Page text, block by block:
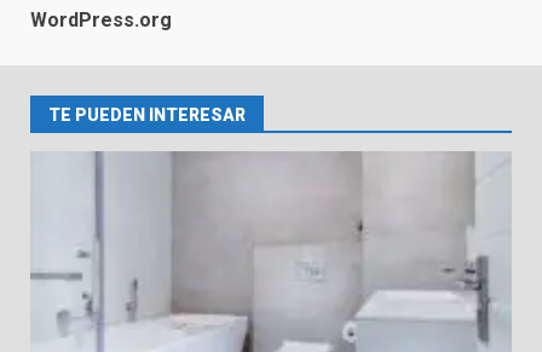
Reformas de Ducha
Selección de Materiales y
Equipamiento para el Baño
WordPress.org
TE PUEDEN INTERESAR